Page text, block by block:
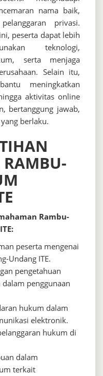
nama baik,
privasi.
peserta dapat lebih
teknologi,
serta menjaga
Selain itu,
meningkatkan
aktivitas online
bertanggung jawab,
berlaku.
Rambu-
peserta mengenai
Undang ITE.
pengetahuan
penggunaan
hukum dalam
elektronik.
hukum di
dalam
terkait